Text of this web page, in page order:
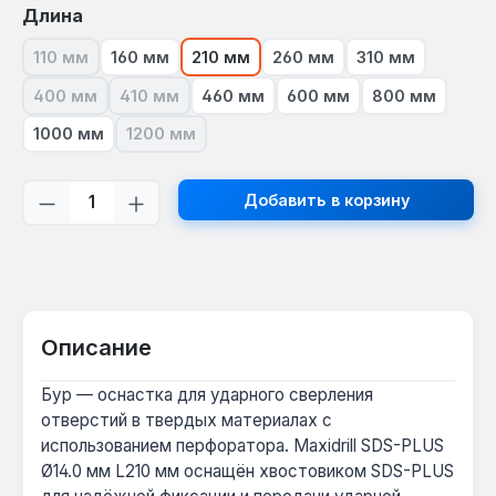
Выберите
Длина
110 мм(В настоящее время эта опция недоступна.)
160 мм 210 мм 260 мм 310 мм
400 мм(В настоящее время эта опция недоступна.)
410 мм(В настоящее время эта опция недоступна.)
460 мм 600 мм 800 мм
1000 мм 1200 мм(В настоящее время эта опция недоступна.)
Количество продукта: введите
Добавить в корзину
Описание
Бур — оснастка для ударного сверления
отверстий в твердых материалах с
использованием перфоратора. Maxidrill SDS-PLUS
Ø14.0 мм L210 мм оснащён хвостовиком SDS-PLUS